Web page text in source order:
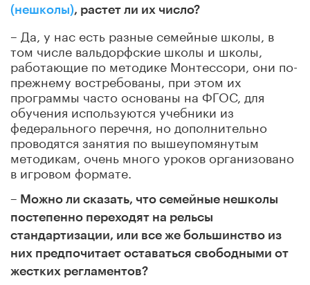
(нешколы), растет ли их число?
– Да, у нас есть разные семейные школы, в
том числе вальдорфские школы и школы,
работающие по методике Монтессори, они по-
прежнему востребованы, при этом их
программы часто основаны на ФГОС, для
обучения используются учебники из
федерального перечня, но дополнительно
проводятся занятия по вышеупомянутым
методикам, очень много уроков организовано
в игровом формате.
– Можно ли сказать, что семейные нешколы
постепенно переходят на рельсы
стандартизации, или все же большинство из
них предпочитает оставаться свободными от
жестких регламентов?